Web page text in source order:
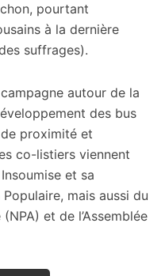
pourtant
à la dernière
suffrages).
autour de la
des bus
proximité et
co-listiers viennent
et sa
mais aussi du
et de l’Assemblée